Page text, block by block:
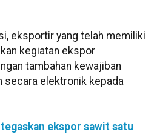
eksportir yang telah memiliki
kegiatan ekspor
tambahan kewajiban
secara elektronik kepada
ekspor sawit satu